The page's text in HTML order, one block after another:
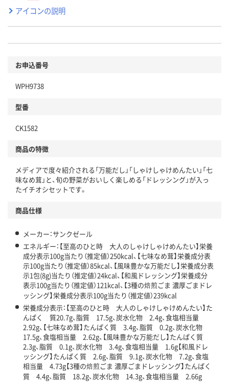
アイコンの説明
お申込番号
WPH9738
型番
CK1582
商品の特徴
メディアで度々紹介される「万能だし」「しゃけしゃけめんたい」「七
味なめ茸」と、旬の野菜がおいしく楽しめる「ドレッシング」が入っ
たイチオシセットです。
商品仕様
メーカー：サンクゼール
エネルギー：【至高のひと時 大人のしゃけしゃけめんたい】栄養
成分表示100g当たり（推定値）250kcal、【七味なめ茸】栄養成分表
示100g当たり（推定値）85kcal、【風味豊かな万能だし】栄養成分表
示1包(8g)当たり（推定値）24kcal、【和風ドレッシング】栄養成分
表示100g当たり（推定値）121kcal、【3種の焙煎ごま 濃厚ごまドレ
ッシング】栄養成分表示100g当たり（推定値）239kcal
栄養成分表示：【至高のひと時 大人のしゃけしゃけめんたい】た
んぱく 質20.7g、脂質 17.5g、炭水化物 2.4g、食塩相当量
2.92g、【七味なめ茸】たんぱく質 3.4g、脂質 0.2g、炭水化物
17.5g、食塩相当量 2.62g、【風味豊かな万能だし】たんぱく質
2.3g、脂質 0.1g、炭水化物 3.4g、食塩相当量 1.6g【和風ドレ
ッシング】たんぱく質 2.6g、脂質 9.1g、炭水化物 7.2g、食塩
相当量 4.73g【3種の焙煎ごま 濃厚ごまドレッシング】たんぱく
質 4.4g、脂質 18.2g、炭水化物 14.3g、食塩相当量 2.66g